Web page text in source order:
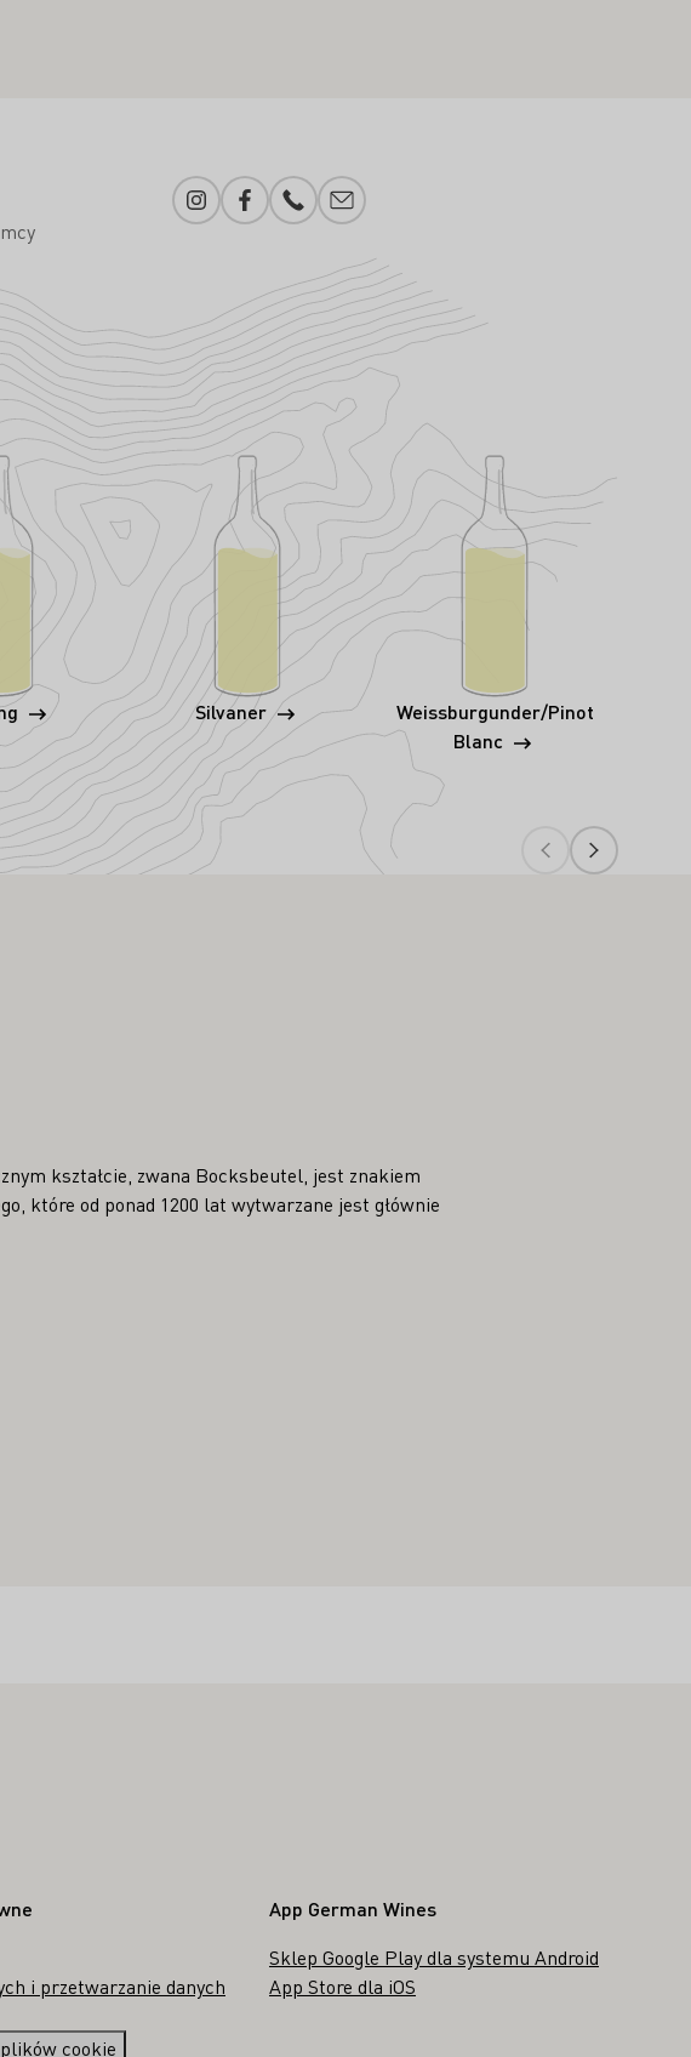
InstagramFacebookNumer telefonu
Proszę dodać e-mail
Silvaner
Weissburgunder/Pinot
Blanc
kształcie, zwana Bocksbeutel, jest znakiem
które od ponad 1200 lat wytwarzane jest głównie
i przetwarzanie danych
cookie
App German Wines
Sklep Google Play dla systemu Android
App Store dla iOS